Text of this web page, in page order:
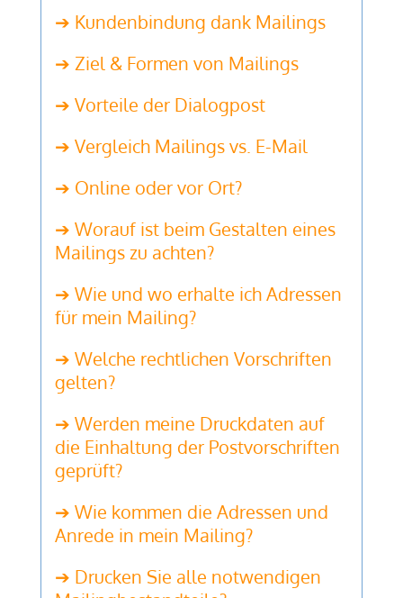
➔ Kundenbindung dank Mailings
➔ Ziel & Formen von Mailings
➔ Vorteile der Dialogpost
➔ Vergleich Mailings vs. E-Mail
➔ Online oder vor Ort?
➔ Worauf ist beim Gestalten eines
Mailings zu achten?
➔ Wie und wo erhalte ich Adressen
für mein Mailing?
➔ Welche rechtlichen Vorschriften
gelten?
➔ Werden meine Druckdaten auf
die Einhaltung der Postvorschriften
geprüft?
➔ Wie kommen die Adressen und
Anrede in mein Mailing?
➔ Drucken Sie alle notwendigen